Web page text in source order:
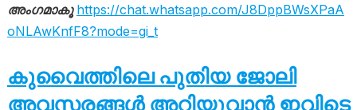
അംഗമാകൂ https://chat.whatsapp.com/J8DppBWsXPaA
oNLAwKnfF8?mode=gi_t
കുവൈത്തിലെ പുതിയ ജോലി
അവസരങ്ങൾ അറിയുവാൻ ഇവിടെ